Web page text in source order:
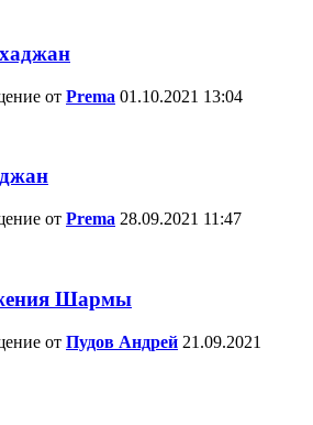
от Prema 01.10.2021 13:04
от Prema 28.09.2021 11:47
Шармы
от Пудов Андрей 21.09.2021